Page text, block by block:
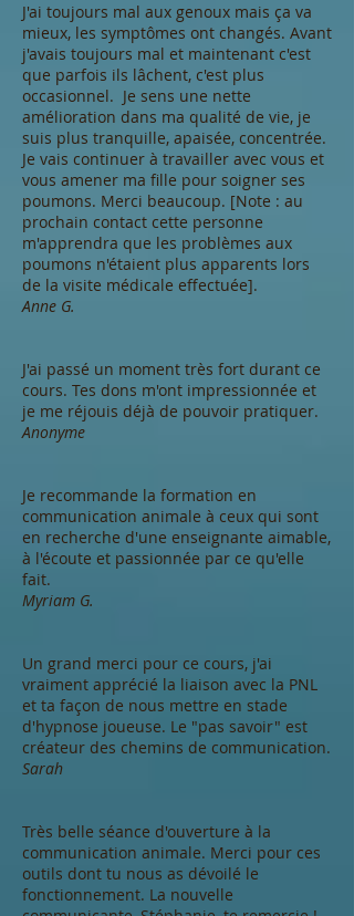
J'ai toujours mal aux genoux mais ça va
mieux, les symptômes ont changés. Avant
j'avais toujours mal et maintenant c'est
que parfois ils lâchent, c'est plus
occasionnel. Je sens une nette
amélioration dans ma qualité de vie, je
suis plus tranquille, apaisée, concentrée.
Je vais continuer à travailler avec vous et
vous amener ma fille pour soigner ses
poumons. Merci beaucoup. [Note : au
prochain contact cette personne
m'apprendra que les problèmes aux
poumons n'étaient plus apparents lors
de la visite médicale effectuée].
Anne G.
J'ai passé un moment très fort durant ce
cours. Tes dons m'ont impressionnée et
je me réjouis déjà de pouvoir pratiquer.
Anonyme
Je recommande la formation en
communication animale à ceux qui sont
en recherche d'une enseignante aimable,
à l'écoute et passionnée par ce qu'elle
fait.
Myriam G.
Un grand merci pour ce cours, j'ai
vraiment apprécié la liaison avec la PNL
et ta façon de nous mettre en stade
d'hypnose joueuse. Le "pas savoir" est
créateur des chemins de communication.
Sarah
Très belle séance d'ouverture à la
communication animale. Merci pour ces
outils dont tu nous as dévoilé le
fonctionnement. La nouvelle